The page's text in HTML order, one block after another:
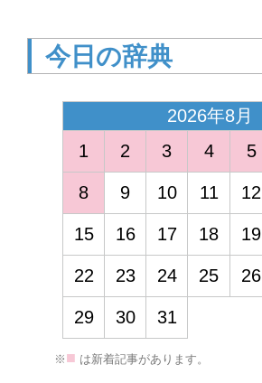
今日の辞典
2026年8月
1
2 3 4 5
8 9 10 11 12
15 16 17 18 19
22 23 24 25 26
29 30 31
2026年3月
※ ■ は新着記事があります。